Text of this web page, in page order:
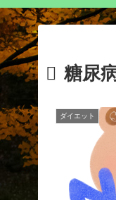
糖尿
ダイエット